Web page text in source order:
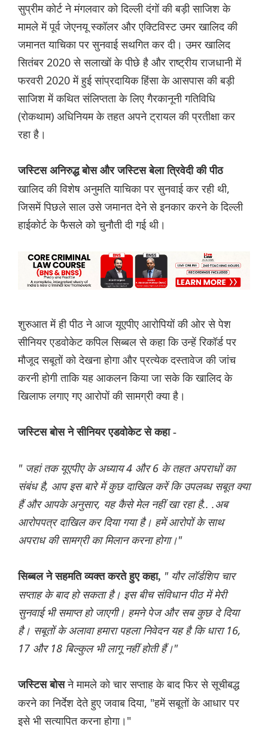
सुप्रीम कोर्ट ने मंगलवार को दिल्ली दंगों की बड़ी साजिश के
मामले में पूर्व जेएनयू स्कॉलर और एक्टिविस्ट उमर खालिद की
जमानत याचिका पर सुनवाई सथगित कर दी। उमर खालिद
सितंबर 2020 से सलाखों के पीछे है और राष्ट्रीय राजधानी में
फरवरी 2020 में हुई सांप्रदायिक हिंसा के आसपास की बड़ी
साजिश में कथित संलिप्तता के लिए गैरकानूनी गतिविधि
(रोकथाम) अधिनियम के तहत अपने ट्रायल की प्रतीक्षा कर
रहा है।
जस्टिस अनिरुद्ध बोस और जस्टिस बेला त्रिवेदी की पीठ
खालिद की विशेष अनुमति याचिका पर सुनवाई कर रही थी,
जिसमें पिछले साल उसे जमानत देने से इनकार करने के दिल्ली
हाईकोर्ट के फैसले को चुनौती दी गई थी।
शुरुआत में ही पीठ ने आज यूएपीए आरोपियों की ओर से पेश
सीनियर एडवोकेट कपिल सिब्बल से कहा कि उन्हें रिकॉर्ड पर
मौजूद सबूतों को देखना होगा और प्रत्येक दस्तावेज की जांच
करनी होगी ताकि यह आकलन किया जा सके कि खालिद के
खिलाफ लगाए गए आरोपों की सामग्री क्या है।
जस्टिस बोस ने सीनियर एडवोकेट से कहा -
" जहां तक ​​यूएपीए के अध्याय 4 और 6 के तहत अपराधों का
संबंध है, आप इस बारे में कुछ दाखिल करें कि उपलब्ध सबूत क्या
हैं और आपके अनुसार, यह कैसे मेल नहीं खा रहा है.. .अब
आरोपपत्र दाखिल कर दिया गया है। हमें आरोपों के साथ
अपराध की सामग्री का मिलान करना होगा।"
सिब्बल ने सहमति व्यक्त करते हुए कहा, " यौर लॉर्डशिप चार
सप्ताह के बाद हो सकता है। इस बीच संविधान पीठ में मेरी
सुनवाई भी समाप्त हो जाएगी। हमने पेज और सब कुछ दे दिया
है। सबूतों के अलावा हमारा पहला निवेदन यह है कि धारा 16,
17 और 18 बिल्कुल भी लागू नहीं होती हैं।"
जस्टिस बोसने मामले को चार सप्ताह के बाद फिर से सूचीबद्ध
करने का निर्देश देते हुए जवाब दिया, "हमें सबूतों के आधार पर
इसे भी सत्यापित करना होगा।"